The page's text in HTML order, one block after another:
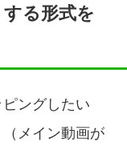
る形式を
ングしたい
メイン動画が